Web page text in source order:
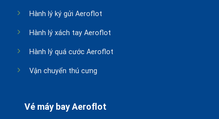
Hành lý ký gửi Aeroflot
Hành lý xách tay Aeroflot
Hành lý quá cước Aeroflot
Vận chuyển thú cưng
Vé máy bay Aeroflot